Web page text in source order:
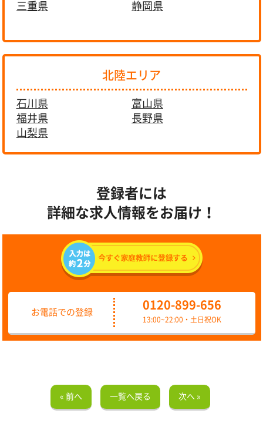
三重県
静岡県
北陸エリア
石川県
富山県
福井県
長野県
山梨県
登録者には
詳細な求人情報をお届け！
お電話での登録
0120-899-656
13:00~22:00・土日祝OK
« 前へ 一覧へ戻る 次へ »